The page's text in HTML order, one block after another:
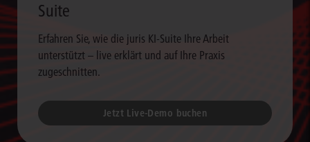
Suite
Erfahren Sie, wie die juris KI-Suite Ihre Arbeit
unterstützt – live erklärt und auf Ihre Praxis
zugeschnitten.
Jetzt Live-Demo buchen